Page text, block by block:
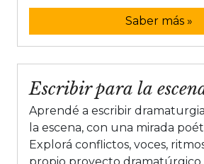
Saber más »
Escribir para la
Aprendé a escribir
la escena, con una mirada
Explorá conflictos, voces,